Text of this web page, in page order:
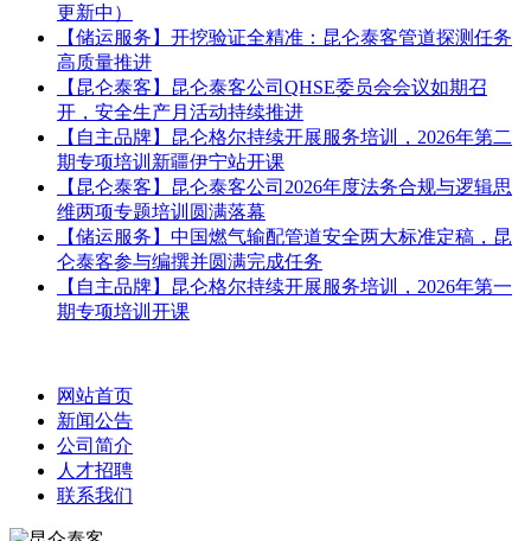
更新中）
【储运服务】开挖验证全精准：昆仑泰客管道探测任务
高质量推进
【昆仑泰客】昆仑泰客公司QHSE委员会会议如期召
开，安全生产月活动持续推进
【自主品牌】昆仑格尔持续开展服务培训，2026年第二
期专项培训新疆伊宁站开课
【昆仑泰客】昆仑泰客公司2026年度法务合规与逻辑思
维两项专题培训圆满落幕
【储运服务】中国燃气输配管道安全两大标准定稿，昆
仑泰客参与编撰并圆满完成任务
【自主品牌】昆仑格尔持续开展服务培训，2026年第一
期专项培训开课
网站首页
新闻公告
公司简介
人才招聘
联系我们